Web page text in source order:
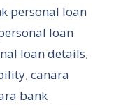
personal loan
loan
loan details,
, canara
bank